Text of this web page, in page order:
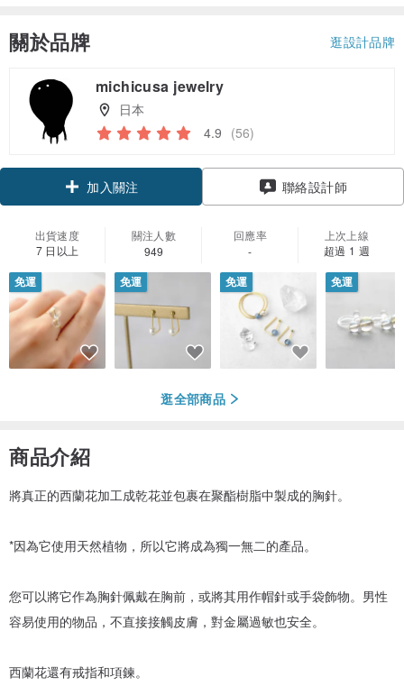
關於品牌 逛設計品牌
michicusa jewelry
日本
4.9 (56)
加入關注 聯絡設計師
出貨速度
7 日以上
關注人數
949
回應率
-
上次上線
超過 1 週
免運 免運 免運 免運
逛全部商品
商品介紹
將真正的西蘭花加工成乾花並包裹在聚酯樹脂中製成的胸針。
*因為它使用天然植物，所以它將成為獨一無二的產品。
您可以將它作為胸針佩戴在胸前，或將其用作帽針或手袋飾物。男性
容易使用的物品，不直接接觸皮膚，對金屬過敏也安全。
西蘭花還有戒指和項鍊。